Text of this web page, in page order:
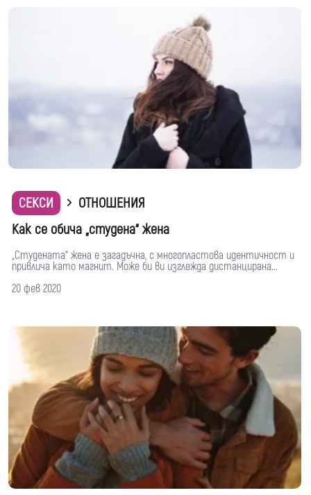
СЕКСИ
ОТНОШЕНИЯ
Как се обича „студена“ жена
„Студената“ жена е загадъчна, с многопластова идентичност и
привлича като магнит. Може би ви изглежда дистанцирана...
20 фев 2020